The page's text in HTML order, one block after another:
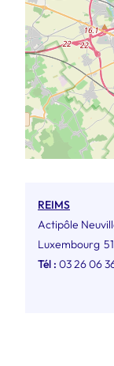
REIMS
Actipôle
Luxembourg
Tél : 03 26 06